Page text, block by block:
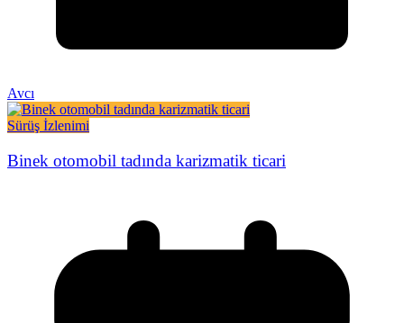
Avcı
Sürüş İzlenimi
Binek otomobil tadında karizmatik ticari